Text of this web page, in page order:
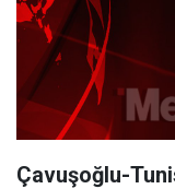
Çavuşoğlu-